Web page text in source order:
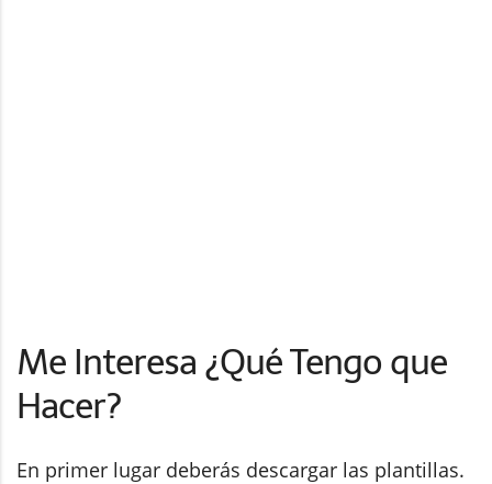
Me Interesa ¿Qué Tengo que
Hacer?
En primer lugar deberás descargar las plantillas.